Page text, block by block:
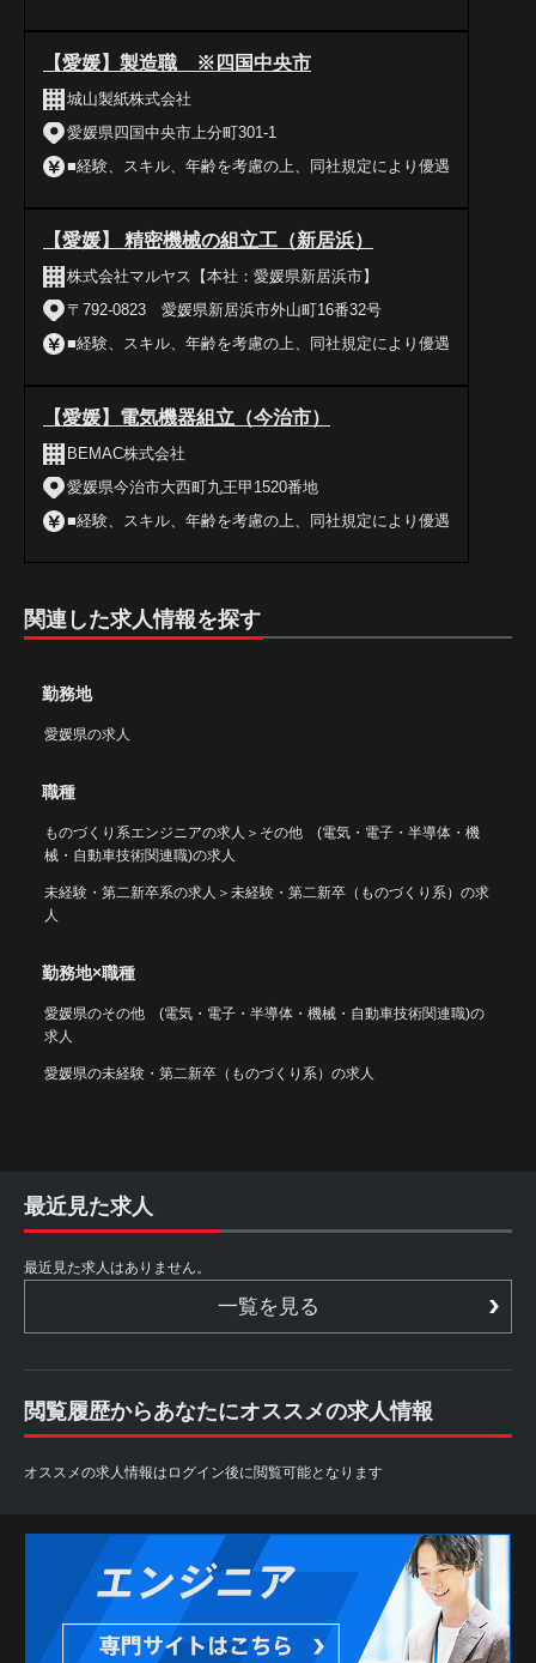
【愛媛】製造職 ※四国中央市
城山製紙株式会社
愛媛県四国中央市上分町301-1
■経験、スキル、年齢を考慮の上、同社規定により優遇
【愛媛】 精密機械の組立工（新居浜）
株式会社マルヤス【本社：愛媛県新居浜市】
〒792-0823 愛媛県新居浜市外山町16番32号
■経験、スキル、年齢を考慮の上、同社規定により優遇
【愛媛】電気機器組立（今治市）
BEMAC株式会社
愛媛県今治市大西町九王甲1520番地
■経験、スキル、年齢を考慮の上、同社規定により優遇
関連した求人情報を探す
勤務地
愛媛県の求人
職種
ものづくり系エンジニアの求人 ＞ その他 (電気・電子・半導体・機
械・自動車技術関連職)の求人
未経験・第二新卒系の求人 ＞ 未経験・第二新卒（ものづくり系）の求
人
勤務地×職種
愛媛県のその他 (電気・電子・半導体・機械・自動車技術関連職)の
求人
愛媛県の未経験・第二新卒（ものづくり系）の求人
最近見た求人
最近見た求人はありません。
一覧を見る
閲覧履歴からあなたにオススメの求人情報
オススメの求人情報はログイン後に閲覧可能となります